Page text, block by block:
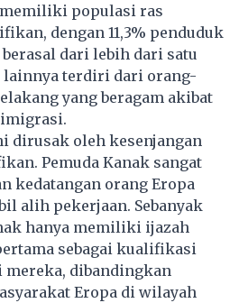
populasi ras
dengan 11,3% penduduk
dari lebih dari satu
lainnya terdiri dari orang-
yang beragam akibat
imigrasi.
oleh kesenjangan
Pemuda Kanak sangat
kedatangan orang Eropa
alih pekerjaan. Sebanyak
hanya memiliki ijazah
sebagai kualifikasi
dibandingkan
Eropa di wilayah